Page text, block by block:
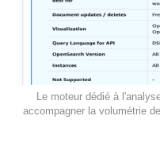
Le moteur dédié à
accompagner la volumétrie